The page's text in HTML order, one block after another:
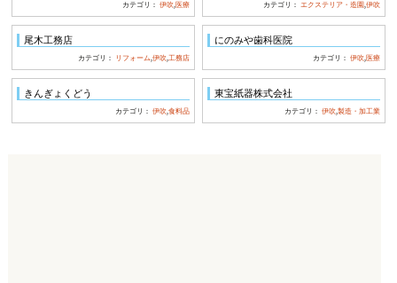
カテゴリ：伊吹 ,医療 カテゴリ： エクステリア・造園 ,伊吹
尾木工務店
カテゴリ： リフォーム,伊吹,工務店
にのみや歯科医院
カテゴリ：伊吹,医療
きんぎょくどう
カテゴリ：伊吹,食料品
東宝紙器株式会社
カテゴリ：伊吹,製造・加工業